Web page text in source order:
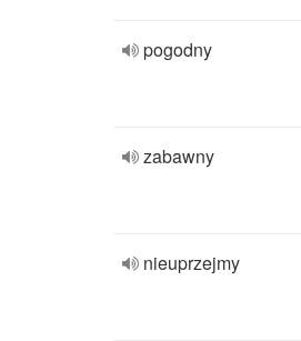
pogodny
zabawny
nieuprzejmy